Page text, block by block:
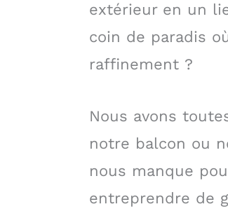
extérieur en un
coin de paradis
raffinement ?
Nous avons
notre balcon ou
nous manque
entreprendre de